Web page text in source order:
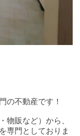
の不動産です！
物販など）から、
専門としておりま